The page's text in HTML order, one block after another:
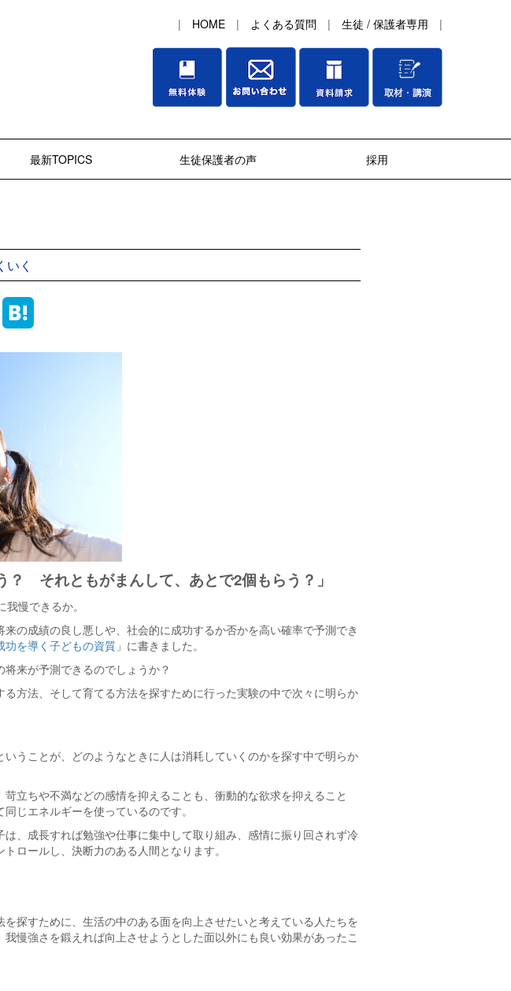
| HOME | よくある質問 | 生徒 / 保護者専用 |
最新TOPICS 生徒保護者の声 採用
く
Line
？ それともがまんして、あとで2個もらう？」
慢できるか。
の成績の良し悪しや、社会的に成功するか否かを高い確率で予測でき
功を導く子どもの資質 」に書きました。
来が予測できるのでしょうか？
方法、そして育てる方法を探すために行った実験の中で次々に明らか
うことが、どのようなときに人は消耗していくのかを探す中で明らか
立ちや不満などの感情を抑えることも、衝動的な欲求を抑えること
じエネルギーを使っているのです。
、成長すれば勉強や仕事に集中して取り組み、感情に振り回されず冷
ロールし、決断力のある人間となります。
探すために、生活の中のある面を向上させたいと考えている人たちを
慢強さを鍛えれば向上させようとした面以外にも良い効果があったこ